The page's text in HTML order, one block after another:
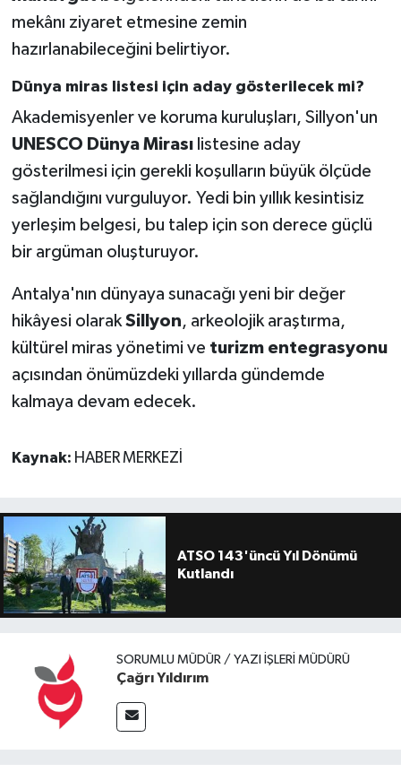
mekânı ziyaret etmesine zemin
hazırlanabileceğini belirtiyor.
Dünya miras listesi için aday gösterilecek mi?
Akademisyenler ve koruma kuruluşları, Sillyon'un
UNESCO Dünya Mirasılistesine aday
gösterilmesi için gerekli koşulların büyük ölçüde
sağlandığını vurguluyor. Yedi bin yıllık kesintisiz
yerleşim belgesi, bu talep için son derece güçlü
bir argüman oluşturuyor.
Antalya'nın dünyaya sunacağı yeni bir değer
hikâyesi olarakSillyon, arkeolojik araştırma,
kültürel miras yönetimi ve turizm entegrasyonu
açısından önümüzdeki yıllarda gündemde
kalmaya devam edecek.
Kaynak: HABER MERKEZİ
ATSO 143'üncü Yıl Dönümü
Kutlandı
SORUMLU MÜDÜR / YAZI İŞLERI MÜDÜRÜ
Çağrı Yıldırım